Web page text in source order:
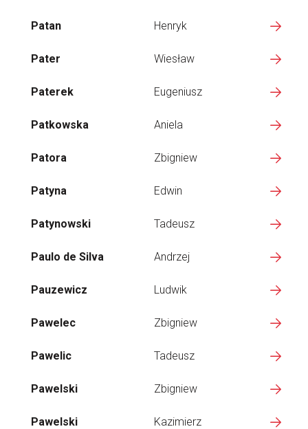
Patan Henryk
Pater Wiesław
Paterek Eugeniusz
Patkowska Aniela
Patora Zbigniew
Patyna Edwin
Patynowski Tadeusz
Paulo de Silva Andrzej
Pauzewicz Ludwik
Pawelec Zbigniew
Pawelic Tadeusz
Pawelski Zbigniew
Pawelski Kazimierz